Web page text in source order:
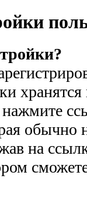
нажмите
обычно
на